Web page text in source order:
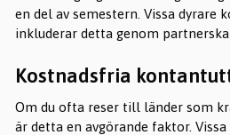
en del av semestern. Vissa dyrare
inkluderar detta genom
Kostnadsfria
Om du ofta reser till länder som
är detta en avgörande faktor.